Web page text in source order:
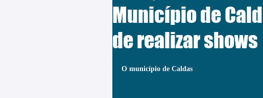
Município de
de realizar shows
O município de Caldas